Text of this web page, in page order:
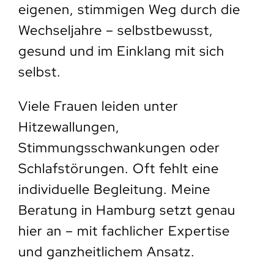
eigenen, stimmigen Weg durch die
Wechseljahre – selbstbewusst,
gesund und im Einklang mit sich
selbst.
Viele Frauen leiden unter
Hitzewallungen,
Stimmungsschwankungen oder
Schlafstörungen. Oft fehlt eine
individuelle Begleitung. Meine
Beratung in Hamburg setzt genau
hier an – mit fachlicher Expertise
und ganzheitlichem Ansatz.